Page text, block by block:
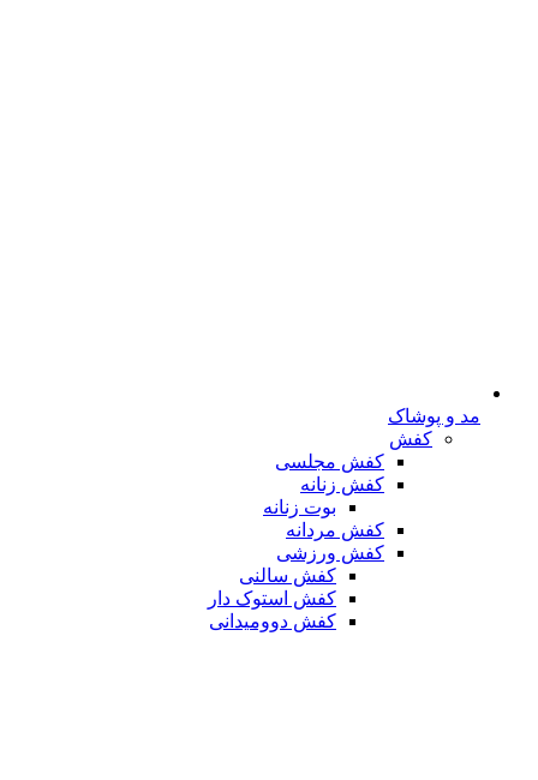
مد و پوشاک
کفش
کفش مجلسی
کفش زنانه
بوت زنانه
کفش مردانه
کفش ورزشی
کفش سالنی
کفش استوک دار
کفش دوومیدانی